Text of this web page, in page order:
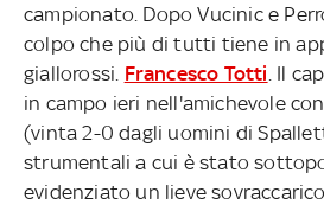
campionato. Dopo Vucinic e
colpo che più di tutti tiene in
giallorossi. Francesco Totti . Il
in campo ieri nell'amichevole
(vinta 2-0 dagli uomini di
strumentali a cui è stato
evidenziato un lieve